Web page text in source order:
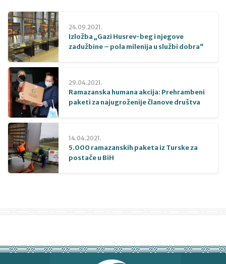
24.09.2021.
Izložba „Gazi Husrev-beg i njegove
zadužbine – pola milenija u službi dobra“
29.04.2021.
Ramazanska humana akcija: Prehrambeni
paketi za najugroženije članove društva
14.04.2021.
5.000 ramazanskih paketa iz Turske za
postače u BiH